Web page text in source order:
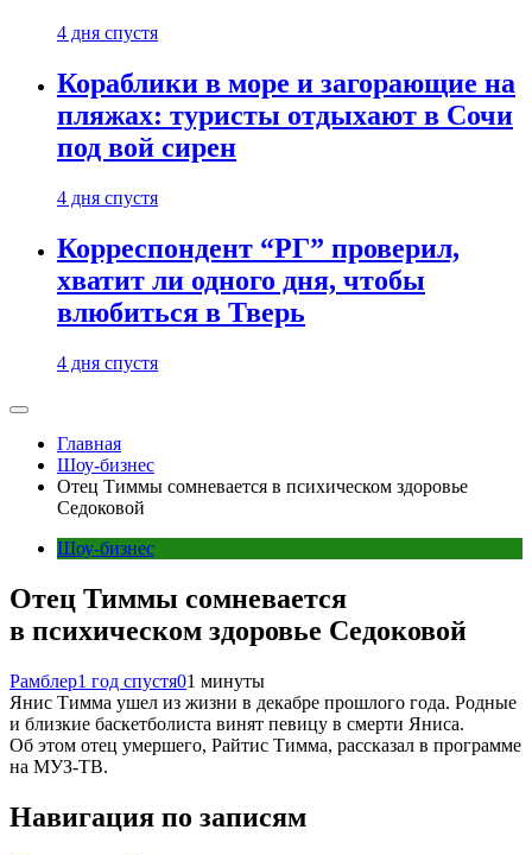
4 дня спустя
Кораблики в море и загорающие на
пляжах: туристы отдыхают в Сочи
под вой сирен
4 дня спустя
Корреспондент “РГ” проверил,
хватит ли одного дня, чтобы
влюбиться в Тверь
4 дня спустя
Главная
Шоу-бизнес
Отец Тиммы сомневается в психическом здоровье
Седоковой
Шоу-бизнес
Отец Тиммы сомневается
в психическом здоровье Седоковой
Рамблер1 год спустя01 минуты
Янис Тимма ушел из жизни в декабре прошлого года. Родные
и близкие баскетболиста винят певицу в смерти Яниса.
Об этом отец умершего, Райтис Тимма, рассказал в программе
на МУЗ-ТВ.
Навигация по записям